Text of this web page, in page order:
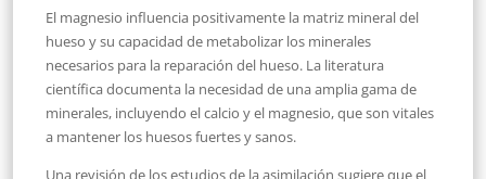
El magnesio influencia positivamente la matriz mineral del
hueso y su capacidad de metabolizar los minerales
necesarios para la reparación del hueso. La literatura
científica documenta la necesidad de una amplia gama de
minerales, incluyendo el calcio y el magnesio, que son vitales
a mantener los huesos fuertes y sanos.
Una revisión de los estudios de la asimilación sugiere que el